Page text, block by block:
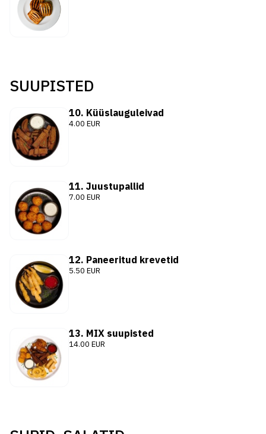
SUUPISTED
10. Küüslauguleivad
4.00 EUR
11. Juustupallid
7.00 EUR
12. Paneeritud krevetid
5.50 EUR
13. MIX suupisted
14.00 EUR